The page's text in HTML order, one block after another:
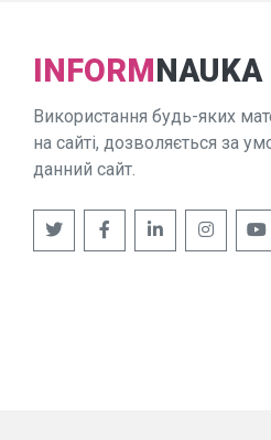
INFORMNAUKA
Використання будь-яких
на сайті, дозволяється за
данний сайт.